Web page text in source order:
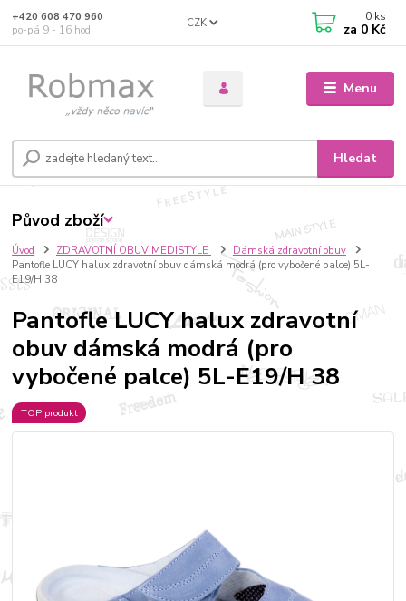
Menu
CZK
Hledat
+420 608 470 960
po-pá 9 - 16 hod.
0 ks
za 0 Kč
Úvod ZDRAVOTNÍ OBUV MEDISTYLE
Dámská zdravotní obuv
Pantofle LUCY halux zdravotní obuv dámská modrá (pro vybočené palce) 5L-
E19/H 38
Pantofle LUCY halux zdravotní
obuv dámská modrá (pro
vybočené palce) 5L-E19/H 38
TOP produkt
Původ zboží